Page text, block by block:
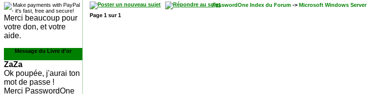
Merci beaucoup pour
votre don, et votre
aide.
Message du Livre d'or
ZaZa
Ok poupée, j'aurai ton
mot de passe !
Merci PasswordOne
PasswordOne Index du Forum -> Microsoft Windows Server
Page 1 sur1